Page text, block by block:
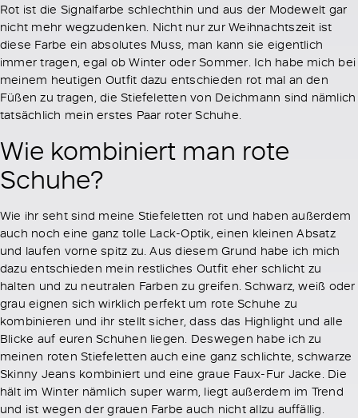
Rot ist die Signalfarbe schlechthin und aus der Modewelt gar
nicht mehr wegzudenken. Nicht nur zur Weihnachtszeit ist
diese Farbe ein absolutes Muss, man kann sie eigentlich
immer tragen, egal ob Winter oder Sommer. Ich habe mich bei
meinem heutigen Outfit dazu entschieden rot mal an den
Füßen zu tragen, die Stiefeletten von Deichmann sind nämlich
tatsächlich mein erstes Paar roter Schuhe.
Wie kombiniert man rote
Schuhe?
Wie ihr seht sind meine Stiefeletten rot und haben außerdem
auch noch eine ganz tolle Lack-Optik, einen kleinen Absatz
und laufen vorne spitz zu. Aus diesem Grund habe ich mich
dazu entschieden mein restliches Outfit eher schlicht zu
halten und zu neutralen Farben zu greifen. Schwarz, weiß oder
grau eignen sich wirklich perfekt um rote Schuhe zu
kombinieren und ihr stellt sicher, dass das Highlight und alle
Blicke auf euren Schuhen liegen. Deswegen habe ich zu
meinen roten Stiefeletten auch eine ganz schlichte, schwarze
Skinny Jeans kombiniert und eine graue Faux-Fur Jacke. Die
hält im Winter nämlich super warm, liegt außerdem im Trend
und ist wegen der grauen Farbe auch nicht allzu auffällig.